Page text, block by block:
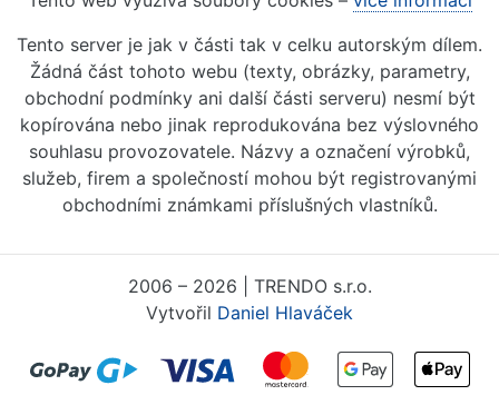
Tento server je jak v části tak v celku autorským dílem.
Žádná část tohoto webu (texty, obrázky, parametry,
obchodní podmínky ani další části serveru) nesmí být
kopírována nebo jinak reprodukována bez výslovného
souhlasu provozovatele. Názvy a označení výrobků,
služeb, firem a společností mohou být registrovanými
obchodními známkami příslušných vlastníků.
2006 – 2026 | TRENDO s.r.o.
Vytvořil Daniel Hlaváček